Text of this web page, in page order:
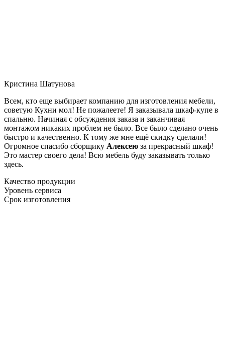
Кристина Шатунова
Всем, кто еще выбирает компанию для изготовления мебели,
советую Кухни мол! Не пожалеете! Я заказывала шкаф-купе в
спальню. Начиная с обсуждения заказа и заканчивая
монтажом никаких проблем не было. Все было сделано очень
быстро и качественно. К тому же мне ещё скидку сделали!
Огромное спасибо сборщику Алексею за прекрасный шкаф!
Это мастер своего дела! Всю мебель буду заказывать только
здесь.
Качество продукции
Уровень сервиса
Срок изготовления